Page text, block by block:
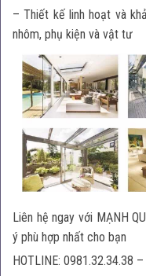
– Thiết kế linh hoạt và
nhôm, phụ kiện và vật tư
Liên hệ ngay với MẠNH
ý phù hợp nhất cho bạn
HOTLINE: 0981.32.34.38